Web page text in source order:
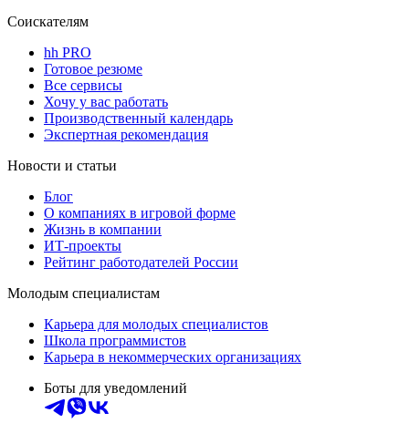
Соискателям
hh PRO
Готовое резюме
Все сервисы
Хочу у вас работать
Производственный календарь
Экспертная рекомендация
Новости и статьи
Блог
О компаниях в игровой форме
Жизнь в компании
ИТ-проекты
Рейтинг работодателей России
Молодым специалистам
Карьера для молодых специалистов
Школа программистов
Карьера в некоммерческих организациях
Боты для уведомлений